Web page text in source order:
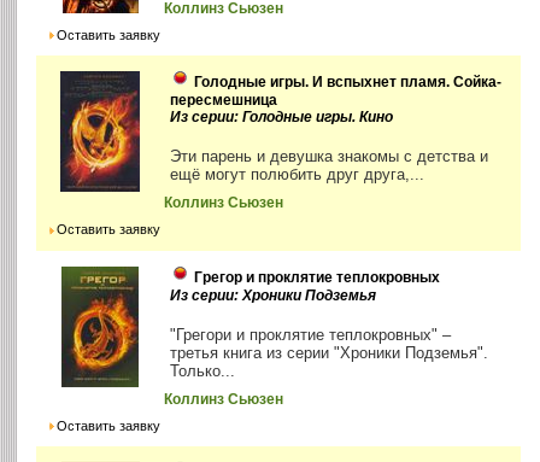
Коллинз Сьюзен
Оставить заявку
Голодные игры. И вспыхнет пламя. Сойка-
пересмешница
Из серии: Голодные игры. Кино
Эти парень и девушка знакомы с детства и
ещё могут полюбить друг друга,...
Коллинз Сьюзен
Оставить заявку
Грегор и проклятие теплокровных
Из серии: Хроники Подземья
"Грегори и проклятие теплокровных" –
третья книга из серии "Хроники Подземья".
Только...
Коллинз Сьюзен
Оставить заявку